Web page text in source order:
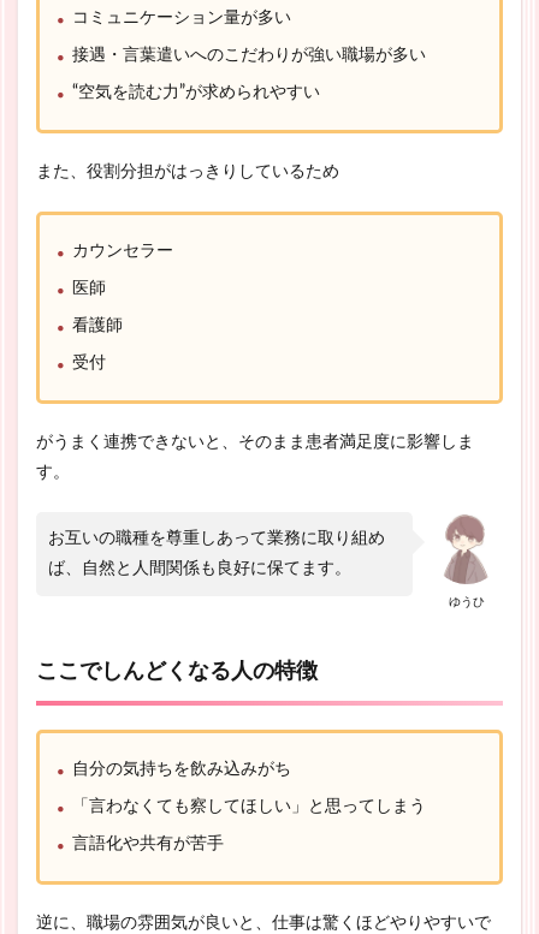
コミュニケーション量が多い
接遇・言葉遣いへのこだわりが強い職場が多い
“空気を読む力”が求められやすい
また、役割分担がはっきりしているため
カウンセラー
医師
看護師
受付
がうまく連携できないと、そのまま患者満足度に影響しま
す。
ゆうひ
お互いの職種を尊重しあって業務に取り組め
ば、自然と人間関係も良好に保てます。
ここでしんどくなる人の特徴
自分の気持ちを飲み込みがち
「言わなくても察してほしい」と思ってしまう
言語化や共有が苦手
逆に、職場の雰囲気が良いと、仕事は驚くほどやりやすいで